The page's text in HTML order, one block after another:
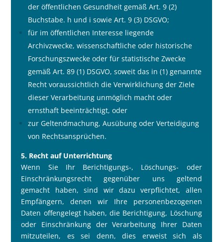
der öffentlichen Gesundheit gemäß Art. 9 (2)
Buchstabe. h und i sowie Art. 9 (3) DSGVO;
für im öffentlichen Interesse liegende
Archivzwecke, wissenschaftliche oder historische
Forschungszwecke oder für statistische Zwecke
gemäß Art. 89 (1) DSGVO, soweit das in (1) genannte
Recht voraussichtlich die Verwirklichung der Ziele
dieser Verarbeitung unmöglich macht oder
ernsthaft beeinträchtigt, oder
zur Geltendmachung, Ausübung oder Verteidigung
von Rechtsansprüchen.
5. Recht auf Unterrichtung
Wenn Sie Ihr Berichtigungs‐, Löschungs‐ oder
Einschränkungsrecht gegenüber uns geltend
gemacht haben, sind wir dazu verpflichtet, allen
Empfängern, denen wir Ihre personenbezogenen
Daten offengelegt haben, die Berichtigung, Löschung
oder Einschränkung der Verarbeitung Ihrer Daten
mitzuteilen, es sei denn, dies erweist sich als